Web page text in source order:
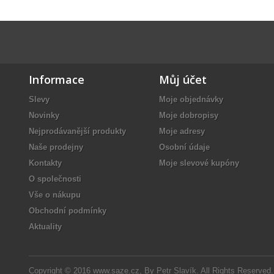
Informace
Slevy
Novinky
Nejprodávanější produkty
Naše prodejny
Kontakty
O společnosti
Vše o nákupu
Obchodní podmínky
Aktuality
Copyright © 2016 www.saze.cz, By Petr Slavík. All Rights
Můj účet
Moje objednávky
Moje dobropisy
Moje adresy
Osobní údaje
Moje slevové kupóny